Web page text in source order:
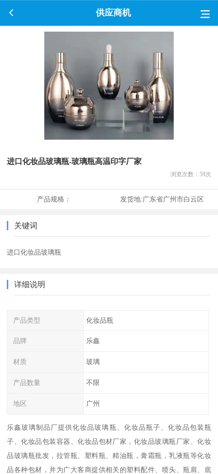
供应商机
进口化妆品玻璃瓶-玻璃瓶高温印字厂家
浏览次数： 59次
产品规格： 发货地:广东省广州市白云区
关键词
进口化妆品玻璃瓶
详细说明
产品类型 化妆品瓶
品牌 乐鑫
材质 玻璃
产品数量 不限
地区 广州
乐鑫玻璃制品厂提供化妆品玻璃瓶、化妆品瓶子、化妆品包装瓶
子、化妆品包装容器、化妆品包材厂家，化妆品玻璃瓶厂家、化妆
品玻璃瓶批发，拉管瓶、塑料瓶、精油瓶，膏霜瓶，乳液瓶等化妆
品各种包材，并为广大客商提供相关的塑料配件、喷头、瓶肩、底